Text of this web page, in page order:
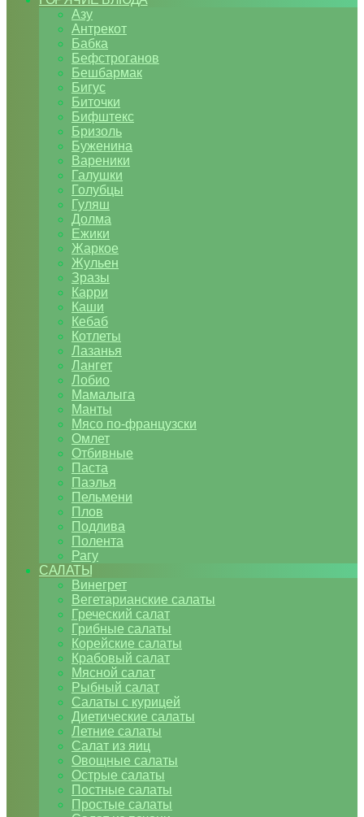
Азу
Антрекот
Бабка
Бефстроганов
Бешбармак
Бигус
Биточки
Бифштекс
Бризоль
Буженина
Вареники
Галушки
Голубцы
Гуляш
Долма
Ежики
Жаркое
Жульен
Зразы
Карри
Каши
Кебаб
Котлеты
Лазанья
Лангет
Лобио
Мамалыга
Манты
Мясо по-французски
Омлет
Отбивные
Паста
Паэлья
Пельмени
Плов
Подлива
Полента
Рагу
САЛАТЫ
Винегрет
Вегетарианские салаты
Греческий салат
Грибные салаты
Корейские салаты
Крабовый салат
Мясной салат
Рыбный салат
Салаты с курицей
Диетические салаты
Летние салаты
Салат из яиц
Овощные салаты
Острые салаты
Постные салаты
Простые салаты